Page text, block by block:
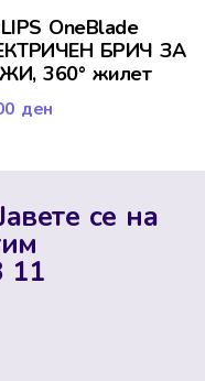
OneBlade
БРИЧ ЗА
360° жилет
ден
се на
11